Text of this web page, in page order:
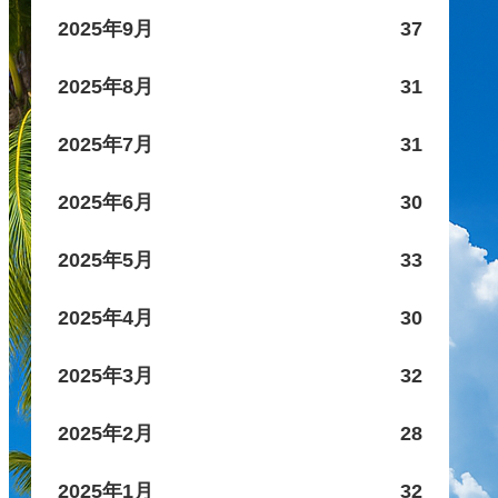
2025年9月 37
2025年8月 31
2025年7月 31
2025年6月 30
2025年5月 33
2025年4月 30
2025年3月 32
2025年2月 28
2025年1月 32